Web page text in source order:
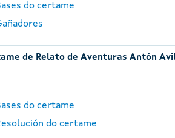
do certame
de Relato de Aventuras Antón
do certame
do certame